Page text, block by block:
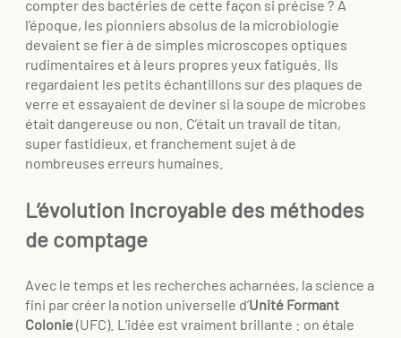
compter des bactéries de cette façon si précise ? À
l’époque, les pionniers absolus de la microbiologie
devaient se fier à de simples microscopes optiques
rudimentaires et à leurs propres yeux fatigués. Ils
regardaient les petits échantillons sur des plaques de
verre et essayaient de deviner si la soupe de microbes
était dangereuse ou non. C’était un travail de titan,
super fastidieux, et franchement sujet à de
nombreuses erreurs humaines.
L’évolution incroyable des méthodes
de comptage
Avec le temps et les recherches acharnées, la science a
fini par créer la notion universelle d’Unité Formant
Colonie(UFC). L’idée est vraiment brillante : on étale